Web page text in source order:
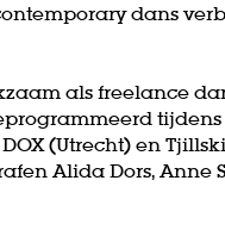
dans
als freelance
tijdens
(Utrecht) en
Alida Dors, Anne